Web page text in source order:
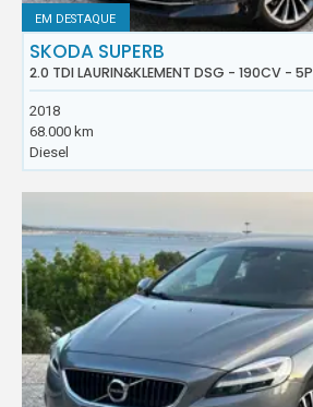
EM DESTAQUE
SKODA SUPERB
2.0 TDI LAURIN&KLEMENT DSG - 190CV - 5P
2018
68.000 km
Diesel